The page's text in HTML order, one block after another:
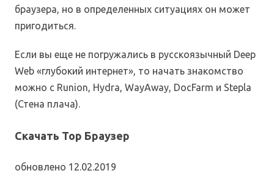
браузера, но в определенных ситуациях он может
пригодиться.
Если вы еще не погружались в русскоязычный Deep
Web «глубокий интернет», то начать знакомство
можно с Runion, Hydra, WayAway, DocFarm и Stepla
(Стена плача).
Скачать Тор Браузер
обновлено 12.02.2019